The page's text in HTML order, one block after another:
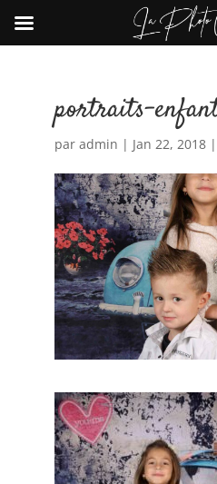
portraits-
par admin | Jan 22, 2018|